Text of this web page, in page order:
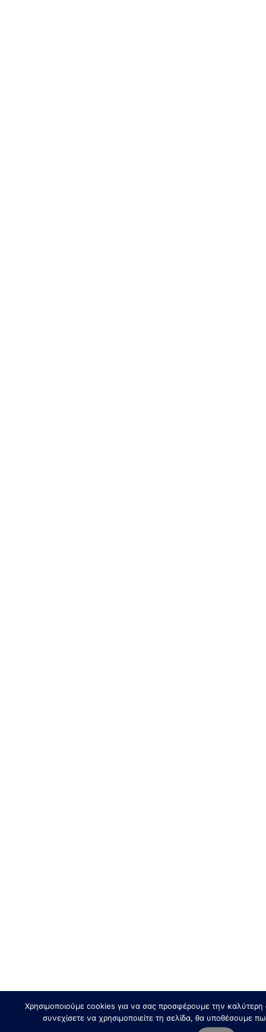
Χρησιμοποιούμε cookies για να σας προσφέρουμε την καλύτερη
συνεχίσετε να χρησιμοποιείτε τη σελίδα, θα υποθέσουμε